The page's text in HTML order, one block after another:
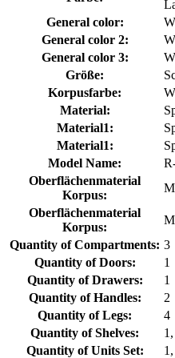
General color:
General color 2:
General color 3:
Größe:
Korpusfarbe:
Material:
Material1:
Material1:
Model Name:
Oberflächenmaterial
Korpus:
Oberflächenmaterial
Korpus:
Quantity of Compartments: 3
Quantity of Doors:
1
Quantity of Drawers:
1
Quantity of Handles:
2
Quantity of Legs:
4
Quantity of Shelves:
Quantity of Units Set: